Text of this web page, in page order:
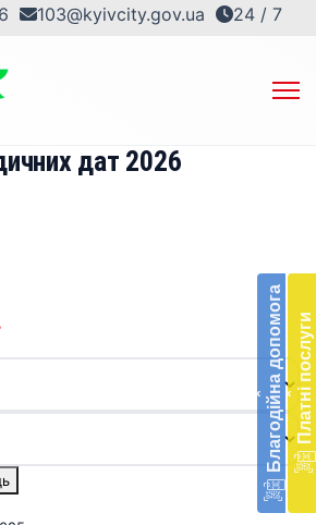
103@kyivcity.gov.ua 24 / 7
‹ Благодійна допомогав
‹ Платні послуги
дат 2026